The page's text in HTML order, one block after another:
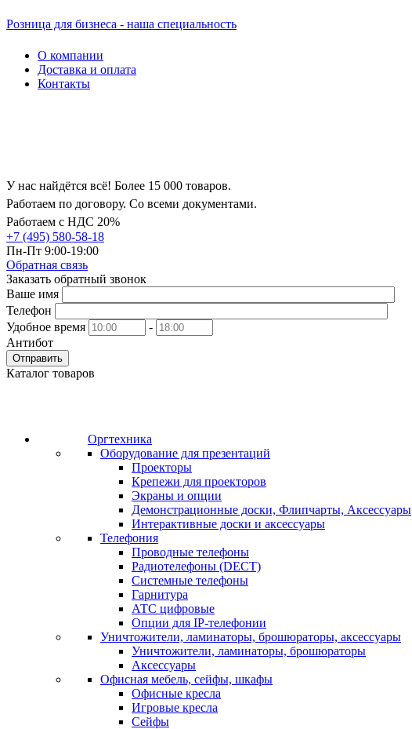
Розница для бизнеса - наша специальность
О компании
Доставка и оплата
Контакты
У нас найдётся всё! Более 15 000 товаров.
Работаем по договору. Со всеми документами.
Работаем с НДС 20%
+7 (495) 580-58-18
Пн-Пт 9:00-19:00
Обратная связь
Заказать обратный звонок
Ваше имя
Телефон
Удобное время
-
Антибот
Отправить
Каталог товаров
Оргтехника
Оборудование для презентаций
Проекторы
Крепежи для проекторов
Экраны и опции
Демонстрационные доски, Флипчарты, Аксессуары
Интерактивные доски и аксессуары
Телефония
Проводные телефоны
Радиотелефоны (DECT)
Системные телефоны
Гарнитура
АТС цифровые
Опции для IP-телефонии
Уничтожители, ламинаторы, брошюраторы, аксессуары
Уничтожители, ламинаторы, брошюраторы
Аксессуары
Офисная мебель, сейфы, шкафы
Офисные кресла
Игровые кресла
Сейфы